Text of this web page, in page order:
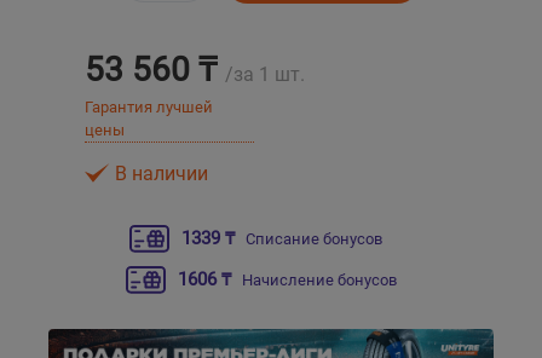
53 560 ₸ /за 1 шт.
Гарантия лучшей
цены
В наличии
1339 ₸ Списание бонусов
1606 ₸ Начисление бонусов
Шымкент
Экибастуз